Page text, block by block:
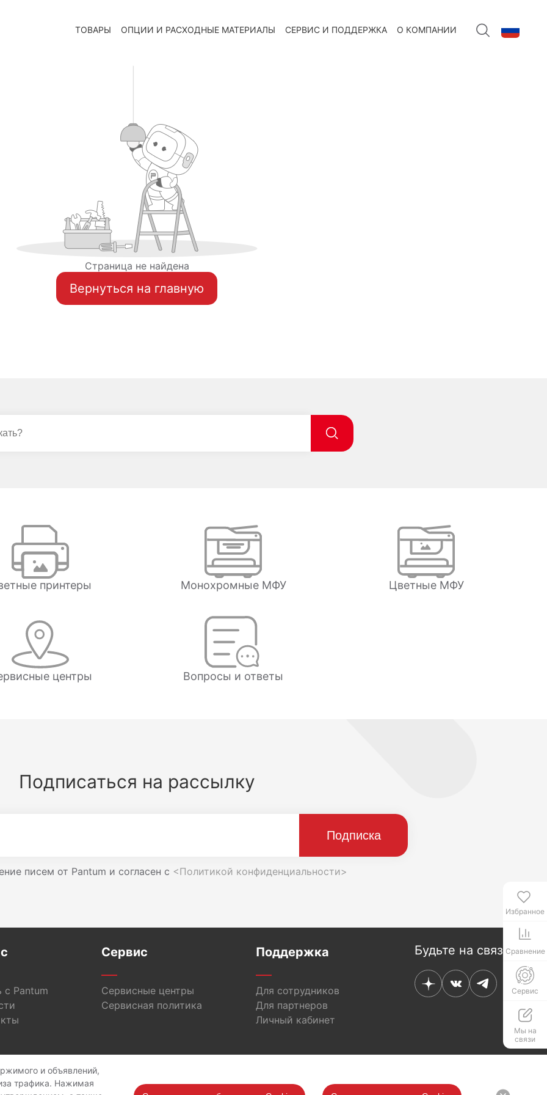
ТОВАРЫ ОПЦИИ И РАСХОДНЫЕ МАТЕРИАЛЫ СЕРВИС И ПОДДЕРЖКА О КОМПАНИИ
Страница не найдена
Вернуться на главную
принтеры Монохромные МФУ Цветные МФУ
центры Вопросы и ответы
Подписаться на рассылку
писем от Pantum и согласен с <Политикой конфиденциальности>
и объявлений,
трафика. Нажимая
Избранное
Сравнение
Сервис
Мы на
связи
с Pantum
Сервис
Сервисные центры
Сервисная политика
Поддержка
Для сотрудников
Для партнеров
Личный кабинет
Будьте на связи
© 2026 Pantum International Limited. Все права защищены
Политика обработки персональных данных Использование файлов cookie